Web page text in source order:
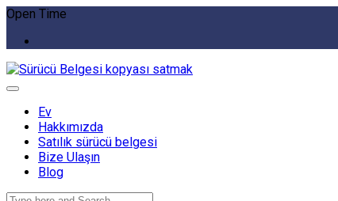
Open Time
Ev
Hakkımızda
Satılık sürücü belgesi
Bize Ulaşın
Blog